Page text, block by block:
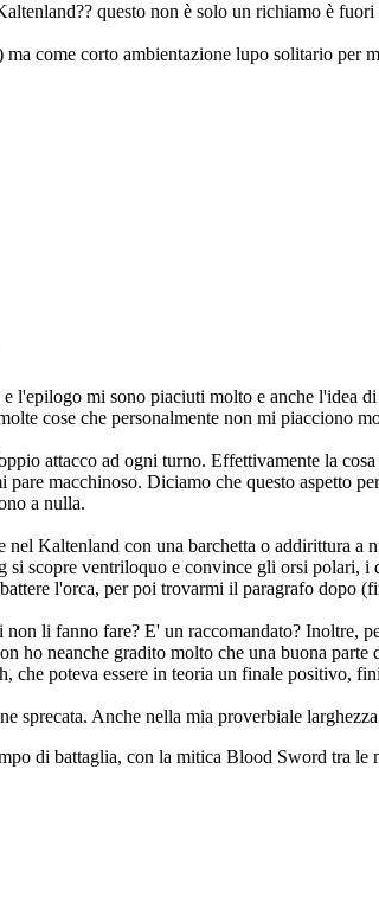
questo non è solo un richiamo è
come corto ambientazione lupo solitario per
mi sono piaciuti molto e anche l'idea
cose che personalmente non mi piacciono
attacco ad ogni turno. Effettivamente la
macchinoso. Diciamo che questo aspetto
a nulla.
Kaltenland con una barchetta o addirittura
si scopre ventriloquo e convince gli orsi
l'orca, per poi trovarmi il paragrafo dopo
li fanno fare? E' un raccomandato? Inoltre,
ho neanche gradito molto che una buona
poteva essere in teoria un finale positivo,
Anche nella mia proverbiale
di battaglia, con la mitica Blood Sword tra